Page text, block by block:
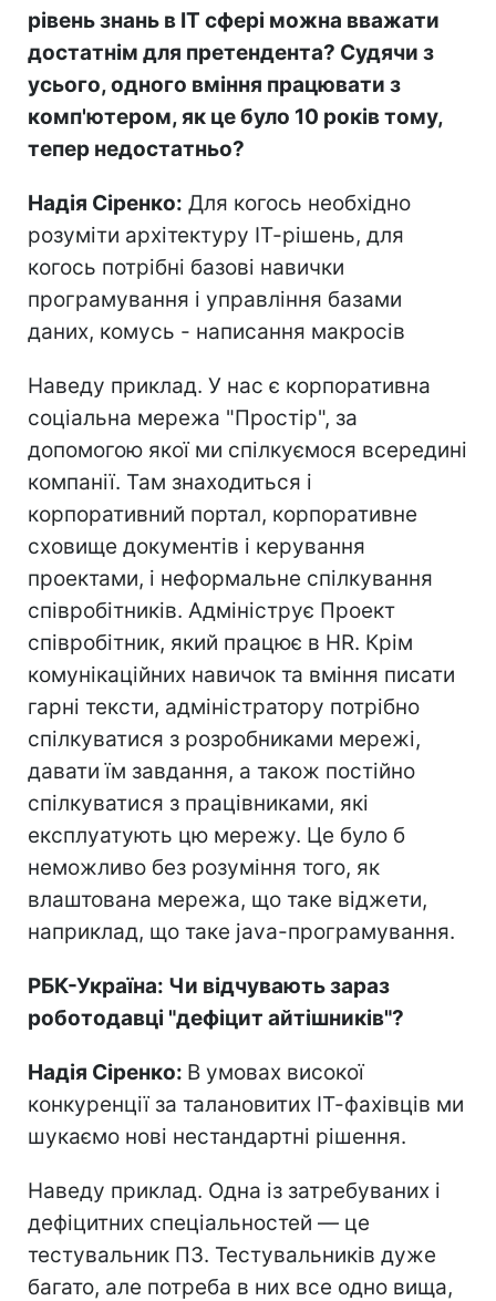
рівень знань в ІТ сфері можна вважати
достатнім для претендента? Судячи з
усього, одного вміння працювати з
комп'ютером, як це було 10 років тому,
тепер недостатньо?
Надія Сіренко: Для когось необхідно
розуміти архітектуру ІТ-рішень, для
когось потрібні базові навички
програмування і управління базами
даних, комусь - написання макросів
Наведу приклад. У нас є корпоративна
соціальна мережа "Простір", за
допомогою якої ми спілкуємося всередині
компанії. Там знаходиться і
корпоративний портал, корпоративне
сховище документів і керування
проектами, і неформальне спілкування
співробітників. Адмініструє Проект
співробітник, який працює в HR. Крім
комунікаційних навичок та вміння писати
гарні тексти, адміністратору потрібно
спілкуватися з розробниками мережі,
давати їм завдання, а також постійно
спілкуватися з працівниками, які
експлуатують цю мережу. Це було б
неможливо без розуміння того, як
влаштована мережа, що таке віджети,
наприклад, що таке java-програмування.
РБК-Україна: Чи відчувають зараз
роботодавці "дефіцит айтішників"?
Надія Сіренко: В умовах високої
конкуренції за талановитих ІТ-фахівців ми
шукаємо нові нестандартні рішення.
Наведу приклад. Одна із затребуваних і
дефіцитних спеціальностей — це
тестувальник ПЗ. Тестувальників дуже
багато, але потреба в них все одно вища,